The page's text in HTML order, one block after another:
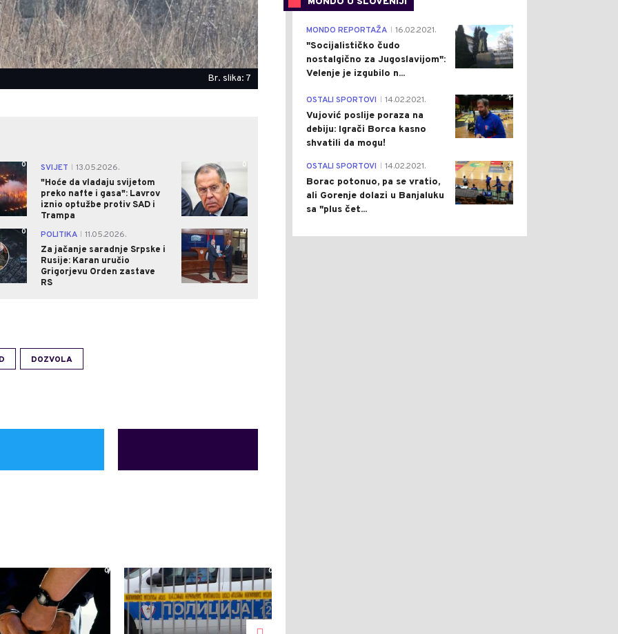
Br. slika: 7
0 SVIJET
13.05.2026.
"Hoće da vladaju svijetom
preko nafte i gasa": Lavrov
iznio optužbe protiv SAD i
Trampa
0
0 POLITIKA
11.05.2026.
Za jačanje saradnje Srpske i
Rusije: Karan uručio
Grigorjevu Orden zastave
RS
0
DOZVOLA
0 0
4
MONDO REPORTAŽA 16.02.2021.
"Socijalističko čudo
nostalgično za Jugoslavijom":
Velenje je izgubilo n...
1
OSTALI SPORTOVI 14.02.2021.
Vujović poslije poraza na
debiju: Igrači Borca kasno
shvatili da mogu!
3
OSTALI SPORTOVI 14.02.2021.
Borac potonuo, pa se vratio,
ali Gorenje dolazi u Banjaluku
sa "plus čet...